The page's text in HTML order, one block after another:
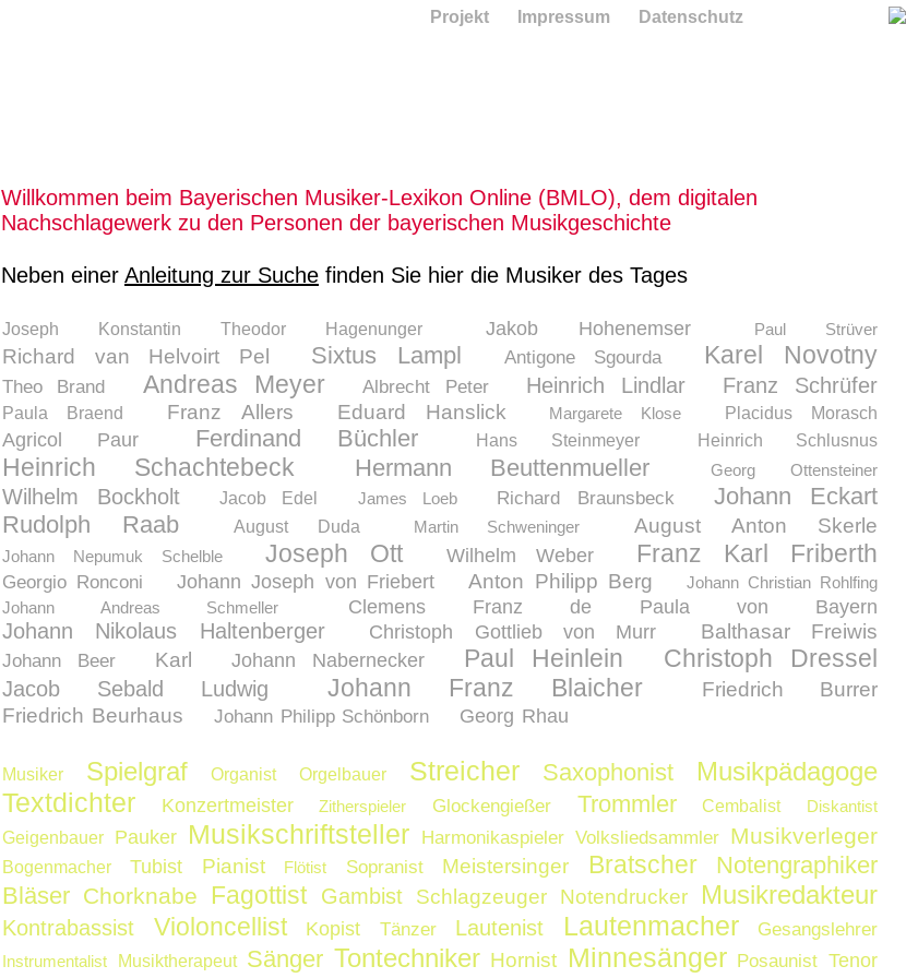
Willkommen beim Bayerischen Musiker-Lexikon Online (BMLO), dem digitalen
Nachschlagewerk zu den Personen der bayerischen Musikgeschichte
Neben einer Anleitung zur Suche finden Sie hier die Musiker des Tages
Joseph Konstantin Theodor Hagenunger Jakob Hohenemser Paul Strüver
Richard van Helvoirt Pel Sixtus Lampl Antigone Sgourda Karel Novotny
Theo Brand Andreas Meyer Albrecht Peter Heinrich Lindlar Franz Schrüfer
Paula Braend Franz Allers Eduard Hanslick Margarete Klose Placidus Morasch
Agricol Paur Ferdinand Büchler Hans Steinmeyer Heinrich Schlusnus
Heinrich Schachtebeck Hermann Beuttenmueller Georg Ottensteiner
Wilhelm Bockholt Jacob Edel James Loeb Richard Braunsbeck
Johann Eckart
Rudolph Raab
August Duda Martin Schweninger August Anton Skerle
Johann Nepumuk Schelble Joseph Ott Wilhelm Weber Franz Karl Friberth
Georgio Ronconi Johann Joseph von Friebert Anton Philipp Berg
Johann Christian Rohlfing
Johann Andreas Schmeller
Clemens Franz de Paula von Bayern
Johann Nikolaus Haltenberger Christoph Gottlieb von Murr Balthasar Freiwis
Johann Beer Karl Johann Nabernecker Paul Heinlein Christoph Dressel
Jacob Sebald Ludwig Johann Franz Blaicher
Friedrich Burrer
Friedrich Beurhaus
Johann Philipp Schönborn Georg Rhau
Musiker Spielgraf Organist Orgelbauer Streicher Saxophonist Musikpädagoge
Textdichter Konzertmeister Zitherspieler Glockengießer Trommler Cembalist
Diskantist
Geigenbauer
Pauker Musikschriftsteller Harmonikaspieler Volksliedsammler Musikverleger
Bogenmacher Tubist Pianist Flötist Sopranist Meistersinger Bratscher
Notengraphiker
Bläser Chorknabe Fagottist Gambist Schlagzeuger Notendrucker Musikredakteur
Kontrabassist Violoncellist Kopist Tänzer Lautenist Lautenmacher Gesangslehrer
Instrumentalist Musiktherapeut Sänger Tontechniker Hornist Minnesänger Posaunist Tenor
Projekt Impressum Datenschutz